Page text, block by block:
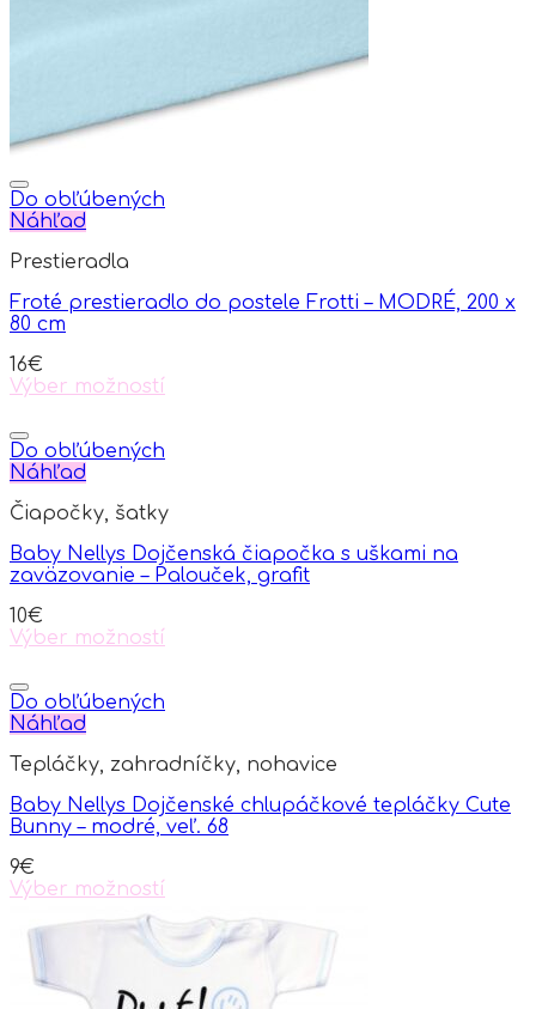
Do obľúbených
Náhľad
Prestieradla
Froté prestieradlo do postele Frotti – MODRÉ, 200 x
80 cm
16€
Výber možností
product
has
multiple
The
may
be
on
the
page
Do obľúbených
Náhľad
Čiapočky, šatky
Baby Nellys Dojčenská čiapočka s uškami na
zaväzovanie – Palouček, grafit
10€
Výber možností
product
has
multiple
The
may
be
on
the
page
Do obľúbených
Náhľad
Tepláčky, zahradníčky, nohavice
Baby Nellys Dojčenské chlupáčkové tepláčky Cute
Bunny – modré, veľ. 68
9€
Výber možností
product
has
multiple
variants.